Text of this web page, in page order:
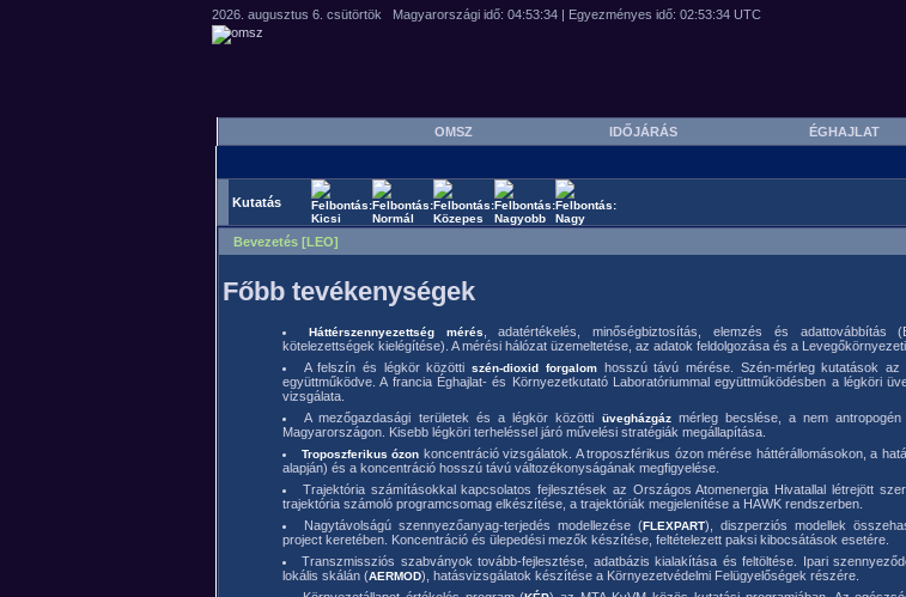
OMSZ IDŐJÁRÁS ÉGHAJLAT
Kutatás
Bevezetés [LEO]
Főbb tevékenységek
Háttérszennyezettség mérés, adatértékelés, minőségbiztosítás, elemzés és adattovábbítás
kötelezettségek kielégítése). A mérési hálózat üzemeltetése, az adatok feldolgozása és a
A felszín és légkör közöttiszén-dioxid forgalomhosszú távú mérése. Szén-mérleg kutatások az
együttműködve. A francia Éghajlat- és Környezetkutató Laboratóriummal együttműködésben a légköri
vizsgálata.
A mezőgazdasági területek és a légkör közötti üvegházgázmérleg becslése, a nem antropogén
Magyarországon. Kisebb légköri terheléssel járó művelési stratégiák megállapítása.
Troposzferikus ózon koncentráció vizsgálatok. A troposzférikus ózon mérése háttérállomásokon, a
alapján) és a koncentráció hosszú távú változékonyságának megfigyelése.
Trajektória számításokkal kapcsolatos fejlesztések az Országos Atomenergia Hivatallal létrejött
trajektória számoló programcsomag elkészítése, a trajektóriák megjelenítése a HAWK rendszerben.
Nagytávolságú szennyezőanyag-terjedés modellezése (FLEXPART), diszperziós modellek
project keretében. Koncentráció és ülepedési mezők készítése, feltételezett paksi kibocsátások esetére.
Transzmissziós szabványok tovább-fejlesztése, adatbázis kialakítása és feltöltése. Ipari
lokális skálán (AERMOD), hatásvizsgálatok készítése a Környezetvédelmi Felügyelőségek részére.